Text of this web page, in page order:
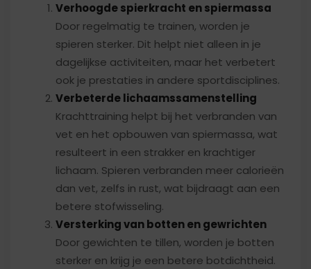
Verhoogde spierkracht en spiermassa
Door regelmatig te trainen, worden je
spieren sterker. Dit helpt niet alleen in je
dagelijkse activiteiten, maar het verbetert
ook je prestaties in andere sportdisciplines.
Verbeterde lichaamssamenstelling
Krachttraining helpt bij het verbranden van
vet en het opbouwen van spiermassa, wat
resulteert in een strakker en krachtiger
lichaam. Spieren verbranden meer calorieën
dan vet, zelfs in rust, wat bijdraagt aan een
betere stofwisseling.
Versterking van botten en gewrichten
Door gewichten te tillen, worden je botten
sterker en krijg je een betere botdichtheid.